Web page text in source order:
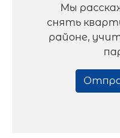
Мы
снять
районе,